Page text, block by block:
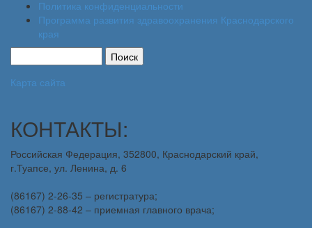
Политика конфиденциальности
Программа развития здравоохранения Краснодарского
края
Карта сайта
КОНТАКТЫ:
Российская Федерация, 352800, Краснодарский край,
г.Туапсе, ул. Ленина, д. 6
(86167) 2-26-35 – регистратура;
(86167) 2-88-42 – приемная главного врача;